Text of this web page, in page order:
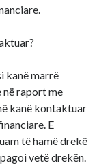
kanë marrë
në raport me
kanë kontaktuar
E
të hamë drekë
vetë drekën.